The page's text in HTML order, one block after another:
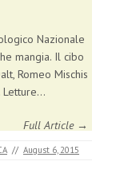
Nazionale
mangia. Il cibo
Romeo Mischis
Letture…
Full Article →
// August 6, 2015